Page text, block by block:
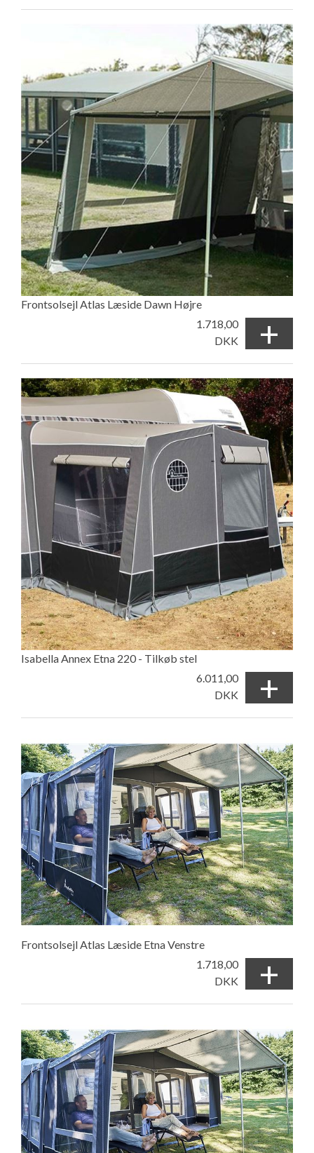
Frontsolsejl Atlas Læside Dawn Højre
1.718,00
DKK
+
Isabella Annex Etna 220 - Tilkøb stel
6.011,00
DKK
+
Frontsolsejl Atlas Læside Etna Venstre
1.718,00
DKK
+